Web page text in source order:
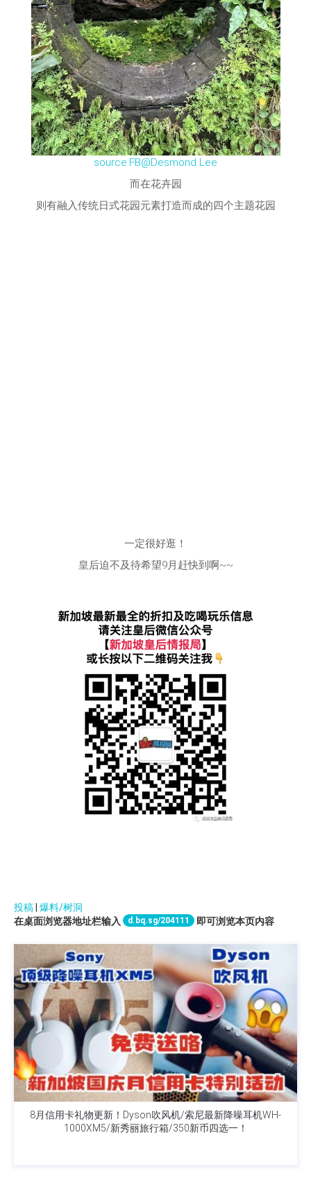
source:FB@Desmond Lee
而在花卉园
则有融入传统日式花园元素打造而成的四个主题花园
一定很好逛！
皇后迫不及待希望9月赶快到啊~~
投稿 爆料/树洞
在桌面浏览器地址栏输入
d.bq.sg/204111 即可浏览本页内容
8月信用卡礼物更新！Dyson吹风机/索尼最新降噪耳机WH-
1000XM5/新秀丽旅行箱/350新币四选一！